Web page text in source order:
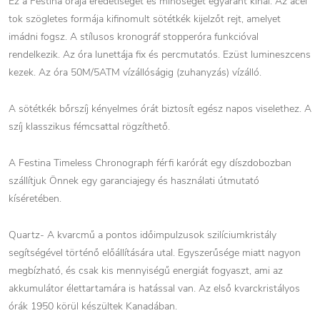
tok szögletes formája kifinomult sötétkék kijelzőt rejt, amelyet
imádni fogsz. A stílusos kronográf stopperóra funkcióval
rendelkezik. Az óra lunettája fix és percmutatós. Ezüst lumineszcens
kezek. Az óra 50M/5ATM vízállóságig (zuhanyzás) vízálló.
A sötétkék bőrszíj kényelmes órát biztosít egész napos viselethez. A
szíj klasszikus fémcsattal rögzíthető.
A Festina Timeless Chronograph férfi karórát egy díszdobozban
szállítjuk Önnek egy garanciajegy és használati útmutató
kíséretében.
Quartz- A kvarcmű a pontos időimpulzusok szilíciumkristály
segítségével történő előállítására utal. Egyszerűsége miatt nagyon
megbízható, és csak kis mennyiségű energiát fogyaszt, ami az
akkumulátor élettartamára is hatással van. Az első kvarckristályos
órák 1950 körül készültek Kanadában.